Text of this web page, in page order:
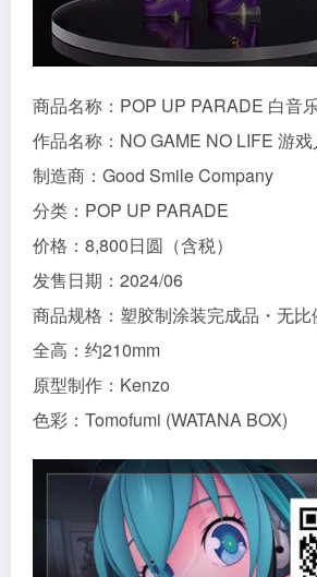
商品名称：POP UP PARADE 白音
作品名称：NO GAME NO LIFE 游
制造商：Good Smile Company
分类：POP UP PARADE
价格：8,800日圆（含税）
发售日期：2024/06
商品规格：塑胶制涂装完成品・无比
全高：约210mm
原型制作：Kenzo
色彩：Tomofumi (WATANA BOX)